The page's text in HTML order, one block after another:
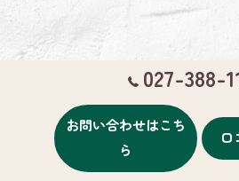
ストーカーみたいになってました
お迎えの際に差し入れ頂いちゃい
027-388-
お問い合わせはこち
ら
口